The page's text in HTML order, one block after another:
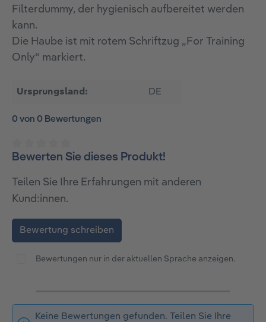
Filterdummy, der hygienisch aufbereitet werden
kann.
Die Haube ist mit rotem Schriftzug „For Training
Only“ markiert.
Ursprungsland: DE
0 von 0 Bewertungen
Durchschnittliche Bewertung von 0 von 5 Sternen
Bewerten Sie dieses Produkt!
Teilen Sie Ihre Erfahrungen mit anderen
Kund:innen.
Bewertung schreiben
Bewertungen nur in der aktuellen Sprache anzeigen.
Keine Bewertungen gefunden. Teilen Sie Ihre